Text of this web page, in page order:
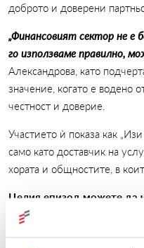
доброто и доверени
„Финансовият сектор не е
го използваме правилно,
Александрова, като
значение, когато е водено
честност и доверие.
Участието ѝ показа как
само като доставчик на
хората и общностите, в
Целия епизод можете да